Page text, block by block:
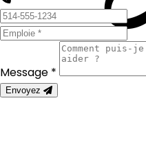
Message *
Envoyez